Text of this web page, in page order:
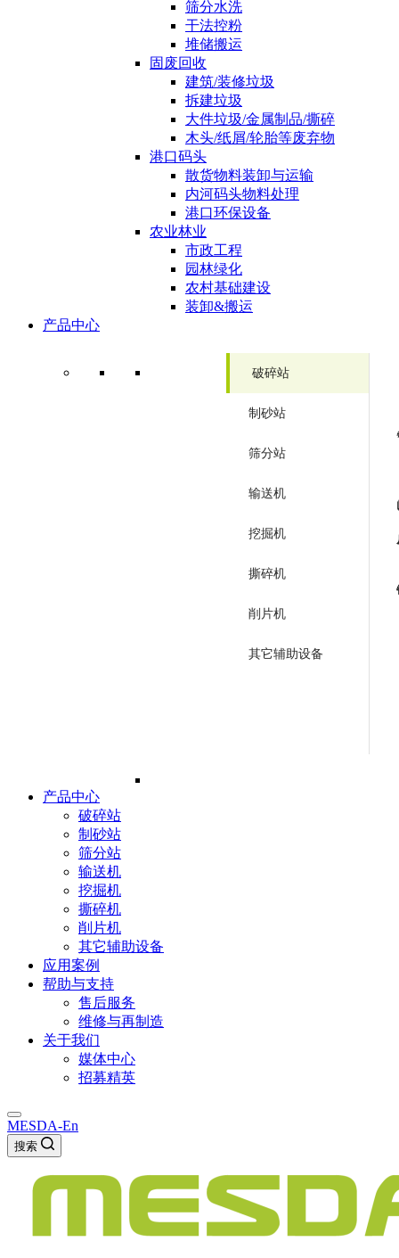
筛分水洗
干法控粉
堆储搬运
固废回收
建筑/装修垃圾
拆建垃圾
大件垃圾/金属制品/撕碎
木头/纸屑/轮胎等废弃物
港口码头
散货物料装卸与运输
内河码头物料处理
港口环保设备
农业林业
市政工程
园林绿化
农村基础建设
装卸&搬运
产品中心
破碎站
制砂站
筛分站
输送机
挖掘机
撕碎机
削片机
其它辅助设备
产品中心
破碎站
制砂站
筛分站
输送机
挖掘机
撕碎机
削片机
其它辅助设备
应用案例
帮助与支持
售后服务
维修与再制造
关于我们
媒体中心
招募精英
MESDA-En
搜索